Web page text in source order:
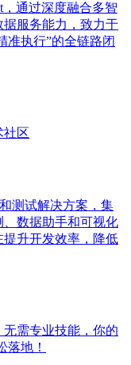
通过深度融合多智
服务能力，致力于
准执行”的全链路闭
社区
测试解决方案，集
数据助手和可视化
升开发效率，降低
需专业技能，你的
落地！